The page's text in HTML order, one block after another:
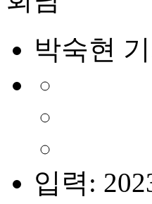
박숙현
입력: